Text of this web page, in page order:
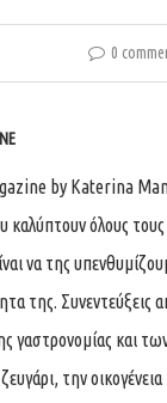
0
by Katerina
καλύπτουν όλους
να της
της.
γαστρονομίας και
την